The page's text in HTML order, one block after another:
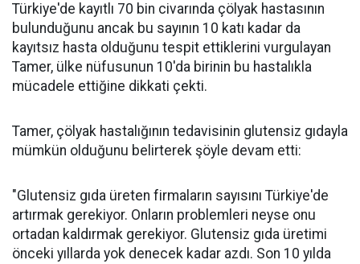
Türkiye'de kayıtlı 70 bin civarında çölyak hastasının
bulunduğunu ancak bu sayının 10 katı kadar da
kayıtsız hasta olduğunu tespit ettiklerini vurgulayan
Tamer, ülke nüfusunun 10'da birinin bu hastalıkla
mücadele ettiğine dikkati çekti.
Tamer, çölyak hastalığının tedavisinin glutensiz gıdayla
mümkün olduğunu belirterek şöyle devam etti:
"Glutensiz gıda üreten firmaların sayısını Türkiye'de
artırmak gerekiyor. Onların problemleri neyse onu
ortadan kaldırmak gerekiyor. Glutensiz gıda üretimi
önceki yıllarda yok denecek kadar azdı. Son 10 yılda